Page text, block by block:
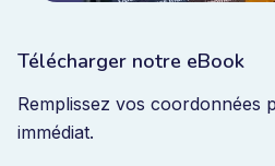
Télécharger notre eBook
Remplissez vos coordonnées
immédiat.